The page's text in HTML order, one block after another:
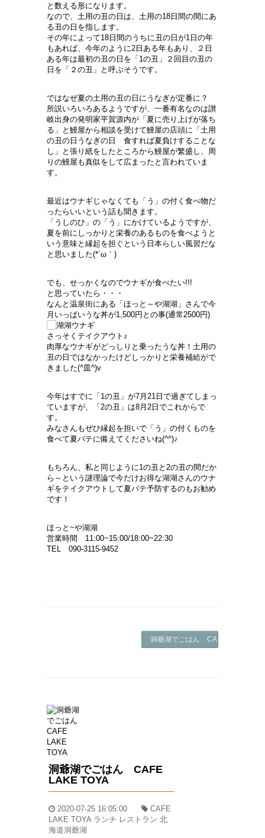
と数える形になります。
なので、土用の丑の日は、土用の18日間の間にあ
る丑の日を指します。
その年によって18日間のうちに丑の日が1日の年
もあれば、今年のように2日ある年もあり、２日
ある年は最初の丑の日を「1の丑」２回目の丑の
日を「２の丑」と呼ぶそうです。
ではなぜ夏の土用の丑の日にうなぎが定番に？
所説いろいろあるようですが、一番有名なのは讃
岐出身の発明家平賀源内が「夏に売り上げが落ち
る」と鰻屋から相談を受けて鰻屋の店頭に「土用
の丑の日うなぎの日 食すれば夏負けすることな
し」と張り紙をしたところから鰻屋が繁盛し、周
りの鰻屋も真似をして広まったと言われていま
す。
最近はウナギじゃなくても「う」の付く食べ物だ
ったらいいという話も聞きます。
「うしのひ」の「う」にかけているようですが、
夏を前にしっかりと栄養のあるものを食べようと
いう意味と縁起を担ぐという日本らしい風習だな
と思いました(*´ω｀)
でも、せっかくなのでウナギが食べたい!!!
と思っていたら・・・
なんと温泉街にある「ほっと～や湖湖 」さんで今
月いっぱいうな丼が1,500円との事(通常2500円)
さっそくテイクアウト♪
肉厚なウナギがどっしりと乗ったうな丼！土用の
丑の日ではなかったけどしっかりと栄養補給がで
きました(^皿^)v
今年はすでに「1の丑」が7月21日で過ぎてしまっ
ていますが、「2の丑」は8月2日でこれからで
す。
みなさんもぜひ縁起を担いで「う」の付くものを
食べて夏バテに備えてくださいね(^^)♪
もちろん、私と同じように1の丑と2の丑の間だか
ら～という謎理論で今だけお得な湖湖さんのウナ
ギをテイクアウトして夏バテ予防するのもお勧め
です！
ほっと~や湖湖
営業時間 11:00~15:00/18:00~22:30
TEL 090-3115-9452
洞爺湖でごはん CAFE LAKE
洞爺湖でごはん CAFE
LAKE TOYA
2020-07-25 16:05:00
CAFE
LAKE TOYA ランチ レストラン 北
海道洞爺湖